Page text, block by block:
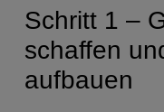
Schritt 1 –
schaffen
aufbauen